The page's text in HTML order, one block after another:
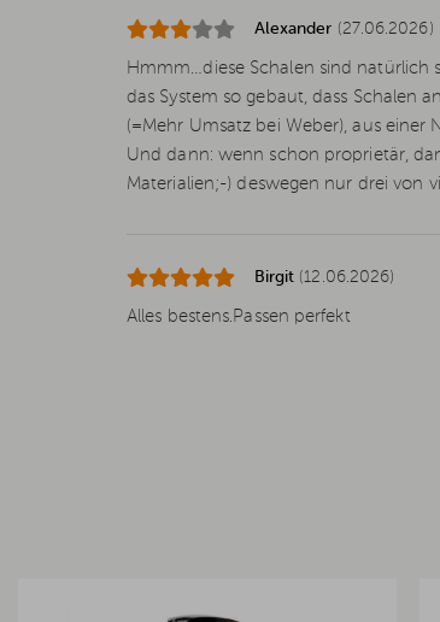
Alexander (27.06.2026)
Hmmm…diese Schalen sind natürlich
das System so gebaut, dass Schalen
(=Mehr Umsatz bei Weber), aus einer
Und dann: wenn schon proprietär,
Materialien;-) deswegen nur drei von
Birgit (12.06.2026)
Alles bestens.Passen perfekt